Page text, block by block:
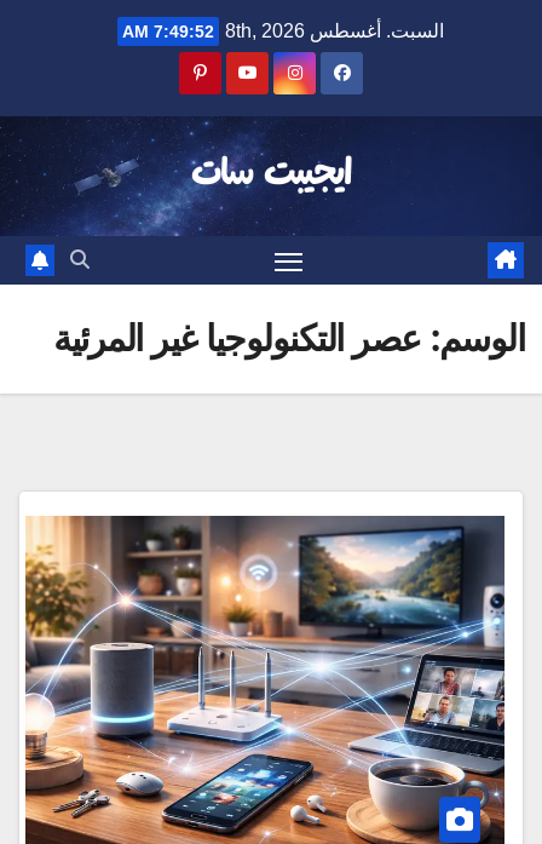
السبت. أغسطس 8th, 2026 7:49:52 AM
ايجيبت سات
الوسم:عصر التكنولوجيا غير المرئية